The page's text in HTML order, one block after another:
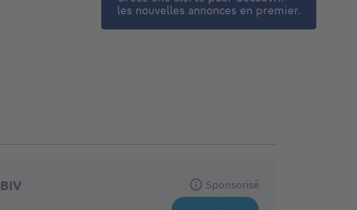
BIV Sponsorisé
les nouvelles annonces en premier.